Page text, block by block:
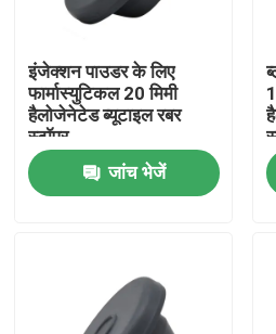
होम
हमारे बारे में
इंजेक्शन पाउडर के लिए
फार्मास्युटिकल 20 मिमी
हैलोजेनेटेड ब्यूटाइल रबर
स्टॉपर
जांच भेजें